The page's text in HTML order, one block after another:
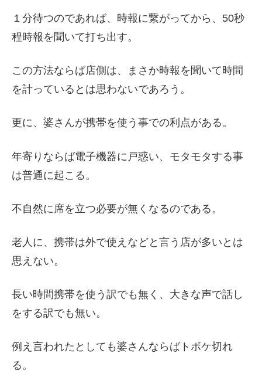
１分待つのであれば、時報に繋がってから、50秒
程時報を聞いて打ち出す。
この方法ならば店側は、まさか時報を聞いて時間
を計っているとは思わないであろう。
更に、婆さんが携帯を使う事での利点がある。
年寄りならば電子機器に戸惑い、モタモタする事
は普通に起こる。
不自然に席を立つ必要が無くなるのである。
老人に、携帯は外で使えなどと言う店が多いとは
思えない。
長い時間携帯を使う訳でも無く、大きな声で話し
をする訳でも無い。
例え言われたとしても婆さんならばトボケ切れ
る。